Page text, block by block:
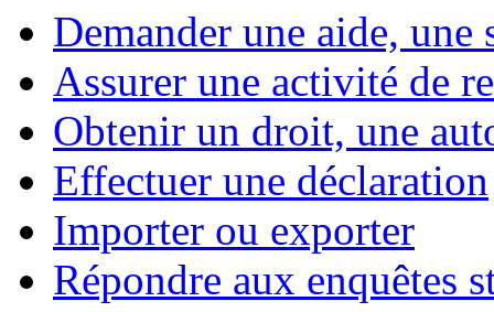
Demander une aide, une
Assurer une activité de
Obtenir un droit, une
Effectuer une déclaration
Importer ou exporter
Répondre aux enquêtes